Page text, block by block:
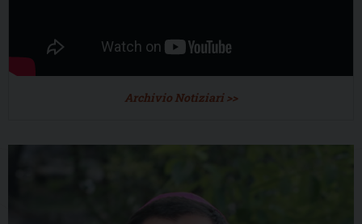
Archivio Notiziari >>